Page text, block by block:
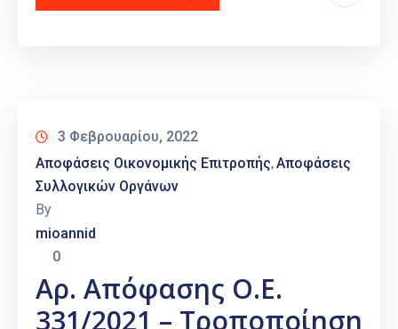
3 Φεβρουαρίου, 2022
Αποφάσεις Οικονομικής Επιτροπής‚Αποφάσεις
Συλλογικών Οργάνων
By
mioannid
0
Αρ. Απόφασης Ο.Ε.
331/2021 – Τροποποίηση